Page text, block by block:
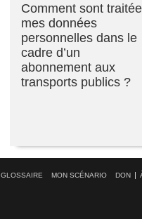
Comment sont
mes données
personnelles dans le
cadre d’un
abonnement aux
transports publics ?
GLOSSAIRE MON SCÉNARIO DON